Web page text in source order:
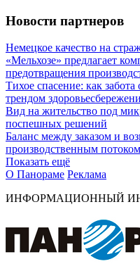
Новости партнеров
Немецкое качество на
«Мельхозе» предлагает
предотвращения
Тихое спасение: как
трендом
Вид на жительство под
поспешных решений
Баланс между заказом и
производственным потоком
Показать ещё
О Панораме Реклама
ИНФОРМАЦИОННЫЙ